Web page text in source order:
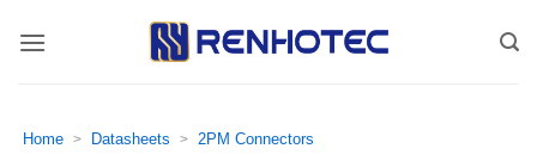
Home > Datasheets > 2PM Connectors